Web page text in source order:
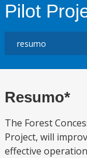
Pilot
Resumo*
The Forest
Project, will
effective